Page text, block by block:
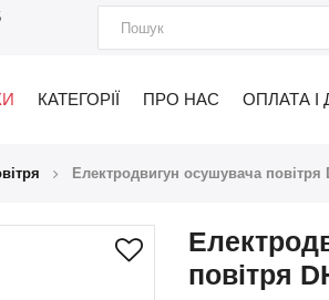
КАТЕГОРІЇ ПРО НАС ОПЛАТА І
Електродвигун осушувача повітря
повітря